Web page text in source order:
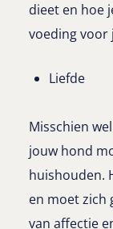
dieet en hoe
voeding voor
Liefde
Misschien
jouw hond
huishouden.
en moet zich
van affectie